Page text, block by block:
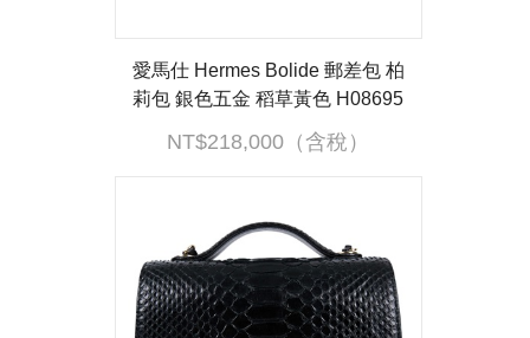
愛馬仕 Hermes Bolide 郵差包 柏
莉包 銀色五金 稻草黃色 H08695
塵袋/購買證明/鎖組/發票
NT$218,000（含稅）